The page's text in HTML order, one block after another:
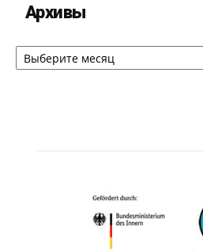
Архивы
Архивы